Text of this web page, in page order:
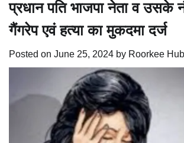
प्रधान पति भाजपा नेता व उसके
गैंगरेप एवं हत्या का मुकदमा दर्ज
Posted on June 25, 2024 by Roorkee Hub